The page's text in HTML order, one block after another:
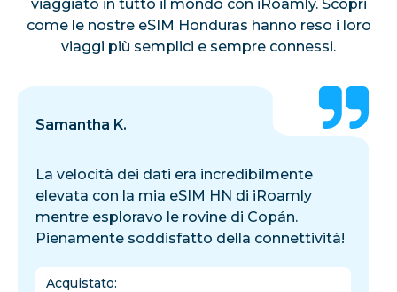
viaggiato in tutto il mondo con iRoamly. Scopri
come le nostre eSIM Honduras hanno reso i loro
viaggi più semplici e sempre connessi.
Samantha K.
La velocità dei dati era incredibilmente
elevata con la mia eSIM HN di iRoamly
mentre esploravo le rovine di Copán.
Pienamente soddisfatto della connettività!
Acquistato: